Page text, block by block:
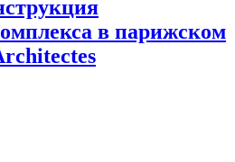
в парижском